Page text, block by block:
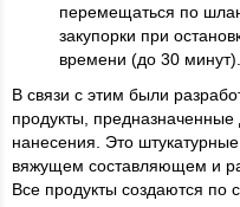
перемещаться по
закупорки при
времени (до 30 минут).
В связи с этим были
продукты,
нанесения. Это
вяжущем составляющем и
Все продукты создаются по